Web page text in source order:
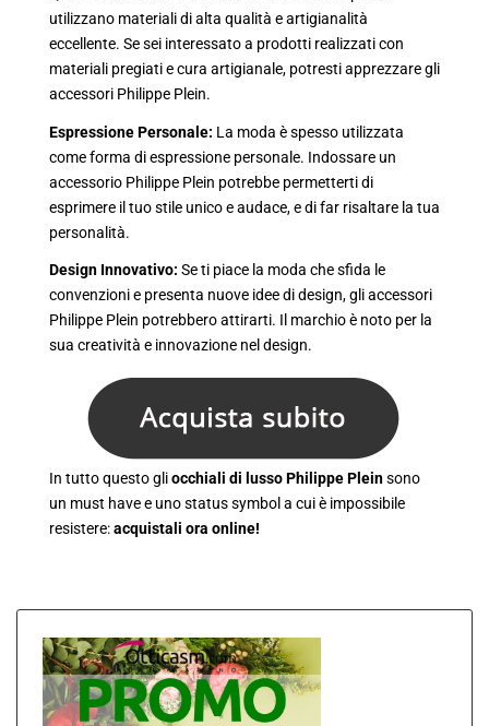
utilizzano materiali di alta qualità e artigianalità
eccellente. Se sei interessato a prodotti realizzati con
materiali pregiati e cura artigianale, potresti apprezzare gli
accessori Philippe Plein.
Espressione Personale: La moda è spesso utilizzata
come forma di espressione personale. Indossare un
accessorio Philippe Plein potrebbe permetterti di
esprimere il tuo stile unico e audace, e di far risaltare la tua
personalità.
Design Innovativo: Se ti piace la moda che sfida le
convenzioni e presenta nuove idee di design, gli accessori
Philippe Plein potrebbero attirarti. Il marchio è noto per la
sua creatività e innovazione nel design.
In tutto questo gliocchiali di lusso Philippe Pleinsono
un must have e uno status symbol a cui è impossibile
resistere:acquistali ora online!